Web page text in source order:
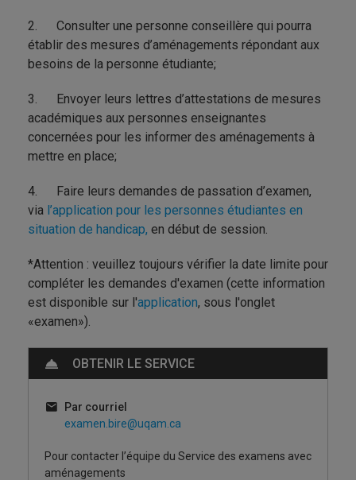
2. Consulter une personne conseillère qui pourra
établir des mesures d’aménagements répondant aux
besoins de la personne étudiante;
3. Envoyer leurs lettres d’attestations de mesures
académiques aux personnes enseignantes
concernées pour les informer des aménagements à
mettre en place;
4. Faire leurs demandes de passation d’examen,
via l’application pour les personnes étudiantes en
situation de handicap, en début de session.
*Attention : veuillez toujours vérifier la date limite pour
compléter les demandes d'examen (cette information
est disponible sur l'application, sous l'onglet
«examen»).
OBTENIR LE SERVICE
Par courriel
examen.bire@uqam.ca
Pour contacter l’équipe du Service des examens avec
aménagements